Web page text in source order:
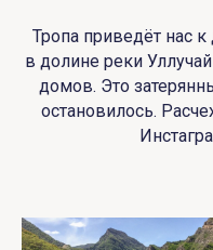
Тропа приведёт нас
в долине реки
домов. Это
остановилось.